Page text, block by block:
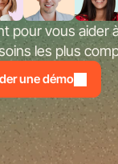
pour vous aider
les plus
une démo